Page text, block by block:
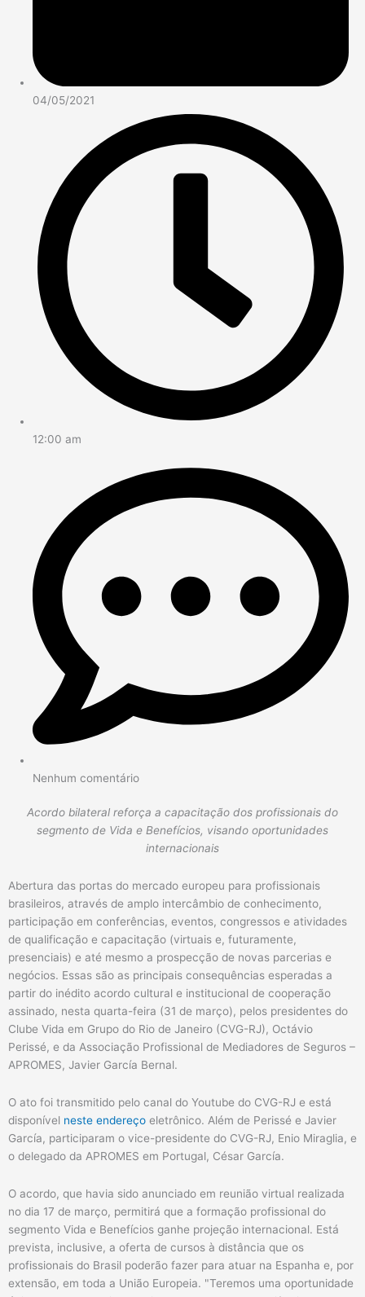
04/05/2021
12:00 am
Nenhum comentário
Acordo bilateral reforça a capacitação dos profissionais do
segmento de Vida e Benefícios, visando oportunidades
internacionais
Abertura das portas do mercado europeu para profissionais
brasileiros, através de amplo intercâmbio de conhecimento,
participação em conferências, eventos, congressos e atividades
de qualificação e capacitação (virtuais e, futuramente,
presenciais) e até mesmo a prospecção de novas parcerias e
negócios. Essas são as principais consequências esperadas a
partir do inédito acordo cultural e institucional de cooperação
assinado, nesta quarta-feira (31 de março), pelos presidentes do
Clube Vida em Grupo do Rio de Janeiro (CVG-RJ), Octávio
Perissé, e da Associação Profissional de Mediadores de Seguros –
APROMES, Javier García Bernal.
O ato foi transmitido pelo canal do Youtube do CVG-RJ e está
disponível neste endereço eletrônico. Além de Perissé e Javier
García, participaram o vice-presidente do CVG-RJ, Enio Miraglia, e
o delegado da APROMES em Portugal, César García.
O acordo, que havia sido anunciado em reunião virtual realizada
no dia 17 de março, permitirá que a formação profissional do
segmento Vida e Benefícios ganhe projeção internacional. Está
prevista, inclusive, a oferta de cursos à distância que os
profissionais do Brasil poderão fazer para atuar na Espanha e, por
extensão, em toda a União Europeia. "Teremos uma oportunidade